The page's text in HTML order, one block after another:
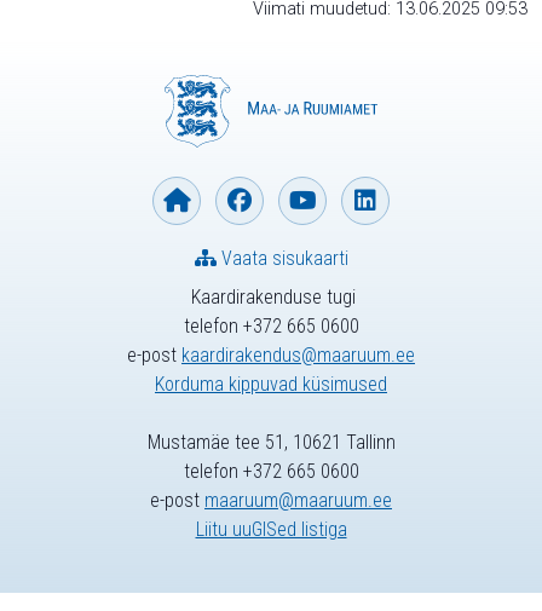
Viimati muudetud: 13.06.2025 09:53
Kaardirakenduse tugi
telefon +372 665 0600
e-post kaardirakendus@maaruum.ee
Korduma kippuvad küsimused
Vaata sisukaarti
Mustamäe tee 51, 10621 Tallinn
telefon +372 665 0600
e-post maaruum@maaruum.ee
Liitu uuGISed listiga